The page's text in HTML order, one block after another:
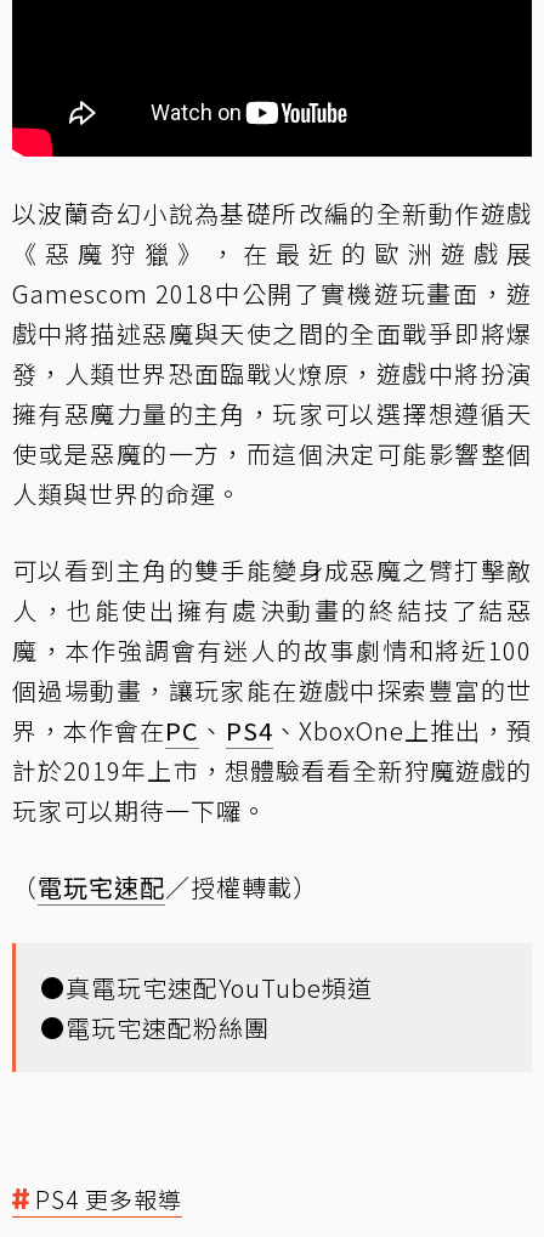
以波蘭奇幻小說為基礎所改編的全新動作遊戲
《惡魔狩獵》，在最近的歐洲遊戲展
Gamescom 2018中公開了實機遊玩畫面，遊
戲中將描述惡魔與天使之間的全面戰爭即將爆
發，人類世界恐面臨戰火燎原，遊戲中將扮演
擁有惡魔力量的主角，玩家可以選擇想遵循天
使或是惡魔的一方，而這個決定可能影響整個
人類與世界的命運。
可以看到主角的雙手能變身成惡魔之臂打擊敵
人，也能使出擁有處決動畫的終結技了結惡
魔，本作強調會有迷人的故事劇情和將近100
個過場動畫，讓玩家能在遊戲中探索豐富的世
界，本作會在PC 、 PS4 、XboxOne上推出，預
計於2019年上市，想體驗看看全新狩魔遊戲的
玩家可以期待一下囉。
（電玩宅速配／授權轉載）
●真電玩宅速配YouTube頻道
●電玩宅速配粉絲團
PS4 更多報導